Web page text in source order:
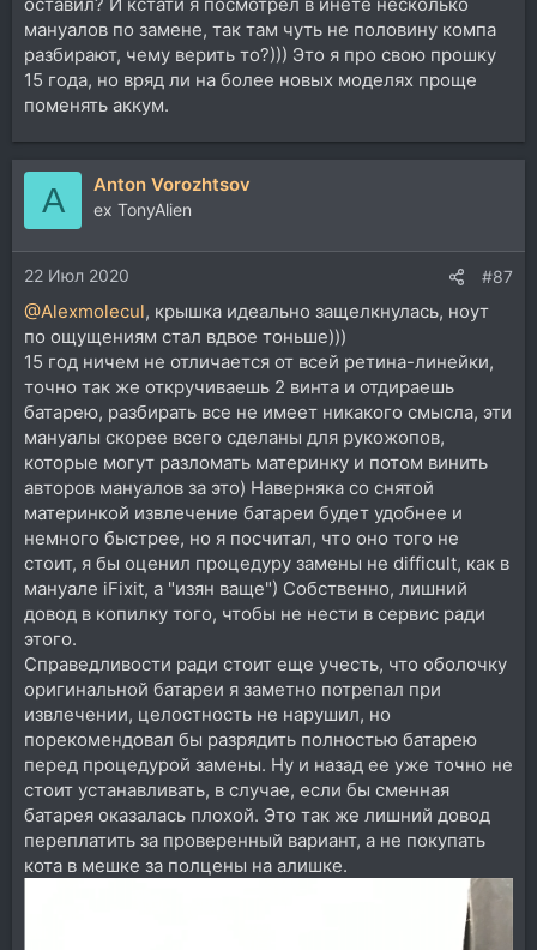
мануалов по замене, так там чуть не половину компа
разбирают, чему верить то?))) Это я про свою прошку
15 года, но вряд ли на более новых моделях проще
поменять аккум.
A Anton Vorozhtsov
ex TonyAlien
22 Июл 2020 #87
@Alexmolecul, крышка идеально защелкнулась, ноут
по ощущениям стал вдвое тоньше)))
15 год ничем не отличается от всей ретина-линейки,
точно так же откручиваешь 2 винта и отдираешь
батарею, разбирать все не имеет никакого смысла, эти
мануалы скорее всего сделаны для рукожопов,
которые могут разломать материнку и потом винить
авторов мануалов за это) Наверняка со снятой
материнкой извлечение батареи будет удобнее и
немного быстрее, но я посчитал, что оно того не
стоит, я бы оценил процедуру замены не difficult, как в
мануале iFixit, а "изян ваще") Собственно, лишний
довод в копилку того, чтобы не нести в сервис ради
этого.
Справедливости ради стоит еще учесть, что оболочку
оригинальной батареи я заметно потрепал при
извлечении, целостность не нарушил, но
порекомендовал бы разрядить полностью батарею
перед процедурой замены. Ну и назад ее уже точно не
стоит устанавливать, в случае, если бы сменная
батарея оказалась плохой. Это так же лишний довод
переплатить за проверенный вариант, а не покупать
кота в мешке за полцены на алишке.